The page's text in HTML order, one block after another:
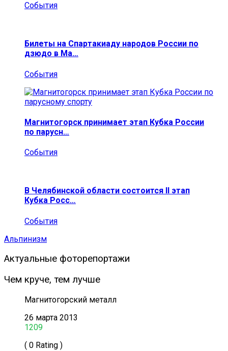
События
Билеты на Спартакиаду народов России по
дзюдо в Ма…
События
Магнитогорск принимает этап Кубка России
по парусн…
События
В Челябинской области состоится II этап
Кубка Росс…
События
Альпинизм
Актуальные фоторепортажи
Чем круче, тем лучше
Магнитогорский металл
26 марта 2013
1209
( 0 Rating )